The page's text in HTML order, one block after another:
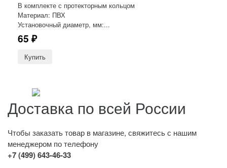
В комплекте с протекторным кольцом
Материал: ПВХ
Установочный диаметр, мм:...
65 ₽
Доставка по всей России
Чтобы заказать товар в магазине, свяжитесь с нашим
менеджером по телефону
+7 (499) 643-46-33